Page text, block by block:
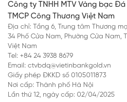
Công ty TNHH MTV Vàng bạc
TMCP Công Thương Việt Nam
Địa chỉ: Tầng 6, Trung tâm Thương
34 Phố Cửa Nam, Phường Cửa Nam,
Việt Nam
Tel: +84 24 3938 8679
Email: ctvbdq@vietinbankgold.vn
Giấy phép ĐKKD số 0105011873
Nơi cấp: Thành phố Hà Nội
Lần thứ 12, ngày cấp: 02/04/2025